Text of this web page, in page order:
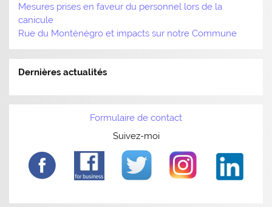
Mesures prises en faveur du personnel lors de la
canicule
Rue du Monténégro et impacts sur notre Commune
Dernières actualités
Formulaire de contact
Suivez-moi